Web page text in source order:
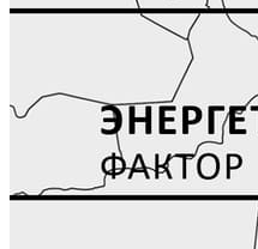
ИНТЕРВЬЮ
ВЫСТАВКИ 2026